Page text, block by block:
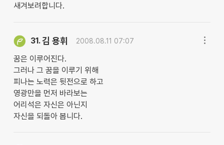
새겨보려합니다.
31.김 용휘 2008.08.11 07:07
꿈은 이루어진다.
그러나 그 꿈을 이루기 위해
피나는 노력은 뒷전으로 하고
영광만을 먼저 바라보는
어리석은 자신은 아닌지
자신을 되돌아 봅니다.